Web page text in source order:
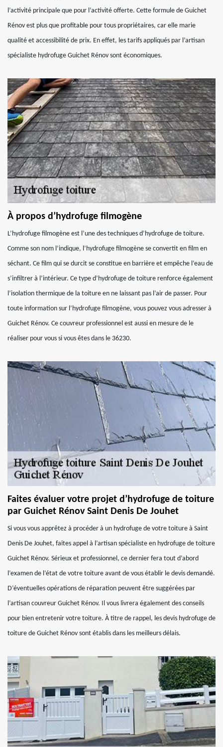
l’activité principale que pour l’activité offerte. Cette formule de Guichet
Rénov est plus que profitable pour tous propriétaires, car elle marie
qualité et accessibilité de prix. En effet, les tarifs appliqués par l’artisan
spécialiste hydrofuge Guichet Rénov sont économiques.
À propos d’hydrofuge filmogène
L’hydrofuge filmogène est l’une des techniques d’hydrofuge de toiture.
Comme son nom l’indique, l’hydrofuge filmogène se convertit en film en
séchant. Ce film qui se durcit se constitue en barrière et empêche l’eau de
s’infiltrer à l’intérieur. Ce type d’hydrofuge de toiture renforce également
l’isolation thermique de la toiture en ne laissant pas l’air de passer. Pour
toute information sur l’hydrofuge filmogène, vous pouvez vous adresser à
Guichet Rénov. Ce couvreur professionnel est aussi en mesure de le
réaliser pour vous si vous êtes dans le 36230.
Faites évaluer votre projet d’hydrofuge de toiture
par Guichet Rénov Saint Denis De Jouhet
Si vous vous apprêtez à procéder à un hydrofuge de votre toiture à Saint
Denis De Jouhet, faites appel à l’artisan spécialiste en hydrofuge de toiture
Guichet Rénov. Sérieux et professionnel, ce dernier fera tout d’abord
l’examen de l’état de votre toiture avant de vous établir le devis demandé.
D’éventuelles opérations de réparation peuvent être suggérées par
l’artisan couvreur Guichet Rénov. Il vous livrera également des conseils
pour bien entretenir votre toiture. À titre de rappel, les devis hydrofuge de
toiture de Guichet Rénov sont établis dans les meilleurs délais.